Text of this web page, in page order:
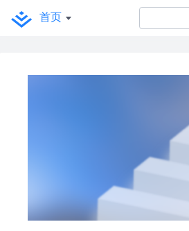
首页